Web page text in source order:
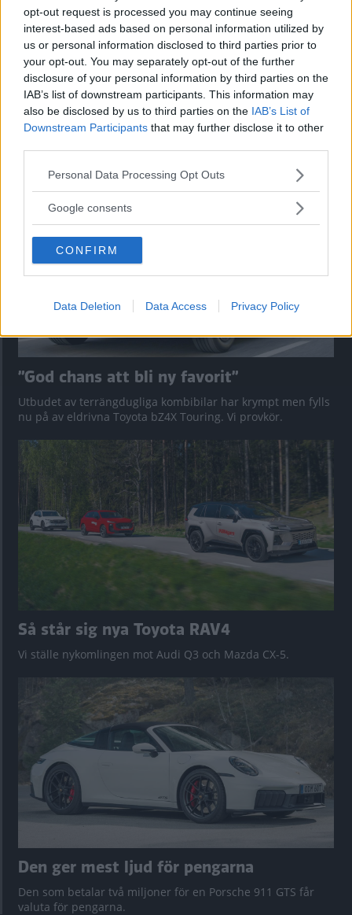
opt-out request is processed you may continue seeing
interest-based ads based on personal information utilized by
us or personal information disclosed to third parties prior to
your opt-out. You may separately opt-out of the further
disclosure of your personal information by third parties on the
IAB’s list of downstream participants. This information may
also be disclosed by us to third parties on the IAB’s List of
Downstream Participants that may further disclose it to other
Please note that this website/app uses one or more Google
not limited to your visit or usage behaviour. You may click to
use your data for below specified purposes in below Google
consent section.
Personal Data Processing Opt Outs
Google consents
CONFIRM
Data Deletion Data Access Privacy Policy
Kia utmanar i kombiklassen – blir omkörd
av ”gamlingen”
”God chans att bli ny favorit”
Utbudet av terrängdugliga kombibilar har krympt men fylls
nu på av eldrivna Toyota bZ4X Touring. Vi provkör.
Så står sig nya Toyota RAV4
Vi ställe nykomlingen mot Audi Q3 och Mazda CX-5.
Den ger mest ljud för pengarna
Den som betalar två miljoner för en Porsche 911 GTS får
valuta för pengarna.